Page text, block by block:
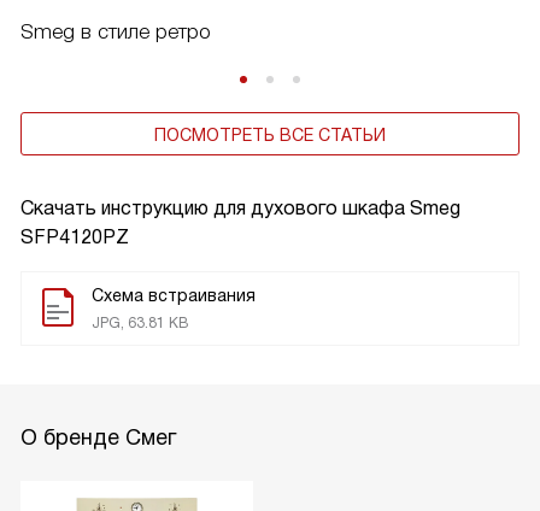
Скачать инструкцию для духового шкафа Smeg
SFP4120PZ
Схема встраивания
JPG, 63.81 KB
Smeg в стиле ретро
ПОСМОТРЕТЬ ВСЕ СТАТЬИ
О бренде Смег